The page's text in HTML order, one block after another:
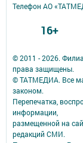
© 2011 - 2026.
права защищены.
© ТАТМЕДИА. Все
законом.
Перепечатка,
информации,
размещенной на
редакций СМИ.
Телефон АО
16+